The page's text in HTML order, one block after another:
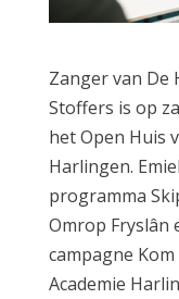
Zanger van De
Stoffers is op
het Open Huis
Harlingen.
programma
Omrop Fryslân
campagne
Academie